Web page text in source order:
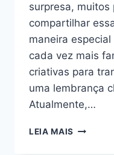
surpresa,
compartilhar
maneira
cada vez mais
criativas para
uma lembrança
Atualmente,…
LEIA MAIS COMO